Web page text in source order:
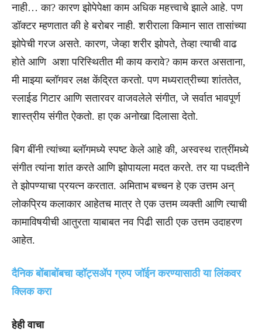
नाही… का? कारण झोपेपेक्षा काम अधिक महत्त्वाचे झाले आहे. पण
डॉक्टर म्हणतात की हे बरोबर नाही. शरीराला किमान सात तासांच्या
झोपेची गरज असते. कारण, जेव्हा शरीर झोपते, तेव्हा त्याची वाढ
होते आणि अशा परिस्थितीत मी काय करावे? काम करत असताना,
मी माझ्या ब्लॉगवर लक्ष केंद्रित करतो. पण मध्यरात्रीच्या शांततेत,
स्लाईड गिटार आणि सतारवर वाजवलेले संगीत, जे सर्वात भावपूर्ण
शास्त्रीय संगीत ऐकतो. हा एक अनोखा दिलासा देतो.
बिग बींनी त्यांच्या ब्लॉगमध्ये स्पष्ट केले आहे की, अस्वस्थ रात्रींमध्ये
संगीत त्यांना शांत करते आणि झोपायला मदत करते. तर या पध्दतीने
ते झोपण्याचा प्रयत्न करतात. अमिताभ बच्चन हे एक उत्तम अन्
लोकप्रिय कलाकार आहेतच मात्र ते एक उत्तम व्यक्ती आणि त्याची
कामाविषयीची आतुरता याबाबत नव पिढी साठी एक उत्तम उदाहरण
आहेत.
दैनिक बोंबाबोंबचा व्हॉट्सॲप ग्रुप जॉईन करण्यासाठी या लिंकवर
क्लिक करा
हेही वाचा